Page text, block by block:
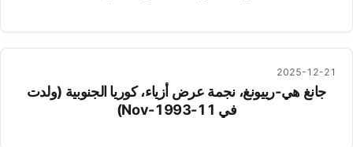
2025-12-21
جانغ هي-رييونغ، نجمة عرض أزياء، كوريا الجنوبية (ولدت
في 11-Nov-1993)